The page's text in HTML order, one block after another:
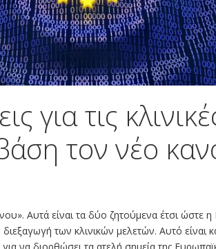
για τις
τον νέο
Αυτά είναι τα δύο ζητούμενα έτσι ώστε η
διεξαγωγή των κλινικών μελετών. Αυτό είναι